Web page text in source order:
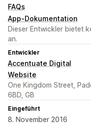
FAQs
App-Dokumentation
Dieser Entwickler bietet
an.
Entwickler
Accentuate Digital
Website
One Kingdom Street,
6BD, GB
Eingeführt
8. November 2016